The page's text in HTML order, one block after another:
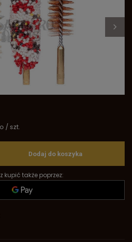
/ szt.
Dodaj do koszyka
kupić także poprzez: